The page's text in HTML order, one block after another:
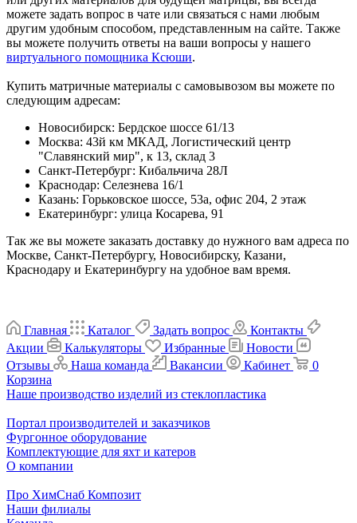
можете задать вопрос в чате или связаться с нами любым
другим удобным способом, представленным на сайте. Также
вы можете получить ответы на ваши вопросы у нашего
виртуального помощника Ксюши.
Купить матричные материалы с самовывозом вы можете по
следующим адресам:
Новосибирск: Бердское шоссе 61/13
Москва: 43й км МКАД, Логистический центр
"Славянский мир", к 13, склад 3
Санкт-Петербург: Кибальчича 28Л
Краснодар: Селезнева 16/1
Казань: Горьковское шоссе, 53а, офис 204, 2 этаж
Екатеринбург: улица Косарева, 91
Так же вы можете заказать доставку до нужного вам адреса по
Москве, Санкт-Петербургу, Новосибирску, Казани,
Краснодару и Екатеринбургу на удобное вам время.
Главная Каталог Задать вопрос
Контакты
Акции
Калькуляторы Избранные
Новости
Отзывы
Наша команда Вакансии Кабинет
0
Корзина
Наше производство изделий из стеклопластика
Портал производителей и заказчиков
Фургонное оборудование
Комплектующие для яхт и катеров
О компании
Про ХимСнаб Композит
Наши филиалы